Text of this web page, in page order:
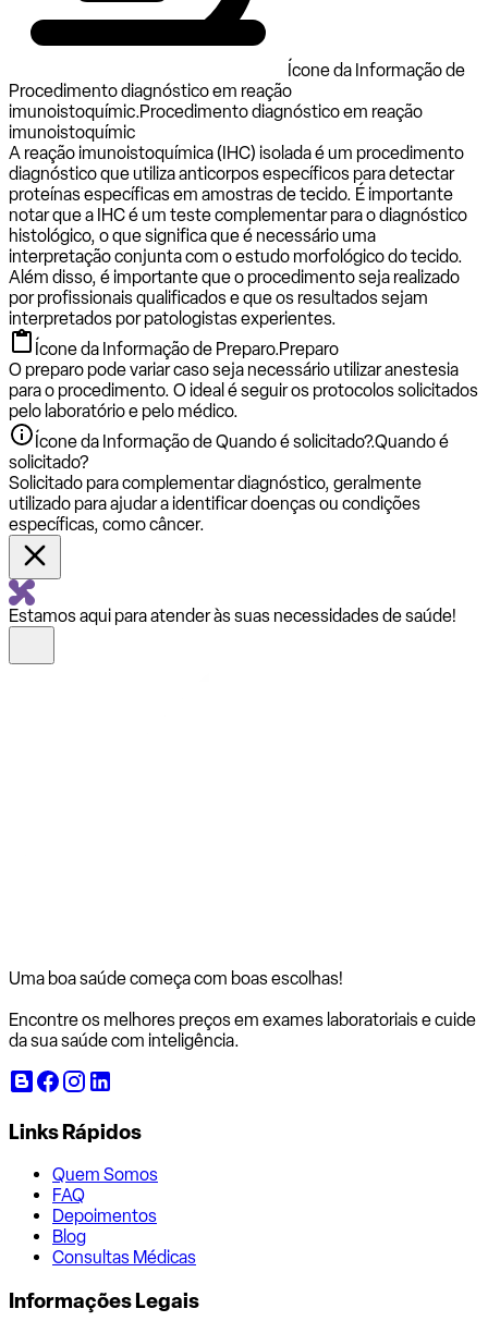
Ícone da Informação de
Procedimento diagnóstico em reação
imunoistoquímic.Procedimento diagnóstico em reação
imunoistoquímic
A reação imunoistoquímica (IHC) isolada é um procedimento
diagnóstico que utiliza anticorpos específicos para detectar
proteínas específicas em amostras de tecido. É importante
notar que a IHC é um teste complementar para o diagnóstico
histológico, o que significa que é necessário uma
interpretação conjunta com o estudo morfológico do tecido.
Além disso, é importante que o procedimento seja realizado
por profissionais qualificados e que os resultados sejam
interpretados por patologistas experientes.
Ícone da Informação de Preparo.Preparo
O preparo pode variar caso seja necessário utilizar anestesia
para o procedimento. O ideal é seguir os protocolos solicitados
pelo laboratório e pelo médico.
Ícone da Informação de Quando é solicitado?.Quando é
solicitado?
Solicitado para complementar diagnóstico, geralmente
utilizado para ajudar a identificar doenças ou condições
específicas, como câncer.
Estamos aqui para atender às suas necessidades de saúde!
Uma boa saúde começa com boas escolhas!
Encontre os melhores preços em exames laboratoriais e cuide
da sua saúde com inteligência.
Links Rápidos
Quem Somos
FAQ
Depoimentos
Blog
Consultas Médicas
Informações Legais